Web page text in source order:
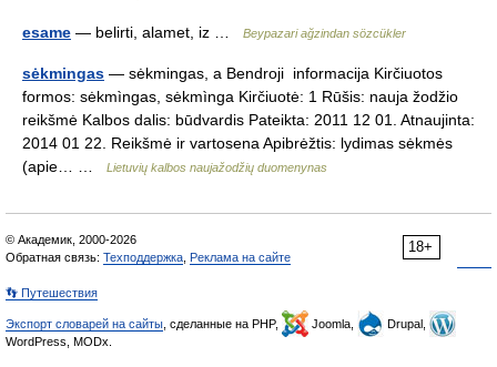
esame — belirti, alamet, iz … Beypazari ağzindan sözcükler
sėkmingas — sėkmingas, a Bendroji informacija Kirčiuotos
formos: sėkmìngas, sėkmìnga Kirčiuotė: 1 Rūšis: nauja žodžio
reikšmė Kalbos dalis: būdvardis Pateikta: 2011 12 01. Atnaujinta:
2014 01 22. Reikšmė ir vartosena Apibrėžtis: lydimas sėkmės
(apie… …
Lietuvių kalbos naujažodžių duomenynas
18+
© Академик, 2000-2026
Обратная связь: Техподдержка Реклама на сайте
👣 Путешествия
Экспорт словарей на сайты , сделанные на PHP, Joomla,
Drupal,
WordPress, MODx.